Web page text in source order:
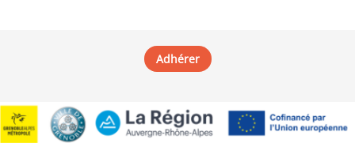
Adhérer